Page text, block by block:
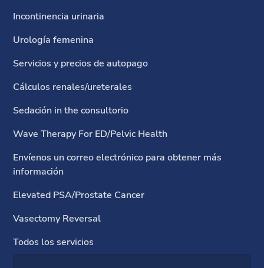
Incontinencia urinaria
Urología femenina
Servicios y precios de autopago
Cálculos renales/ureterales
Sedación in the consultorio
Wave Therapy For ED/Pelvic Health
Envíenos un correo electrónico para obtener más
información
Elevated PSA/Prostate Cancer
Vasectomy Reversal
Todos los servicios